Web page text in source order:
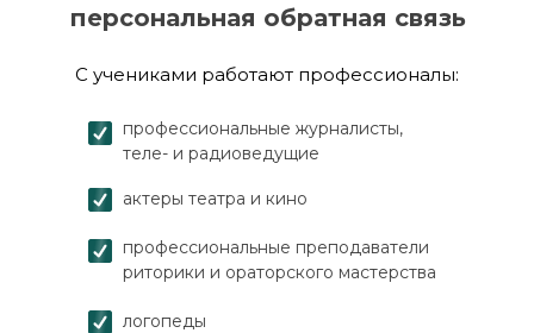
профессиональные журналисты,
теле- и радиоведущие
актеры театра и кино
профессиональные преподаватели
риторики и ораторского мастерства
логопеды
персональная обратная связь
С учениками работают профессионалы: